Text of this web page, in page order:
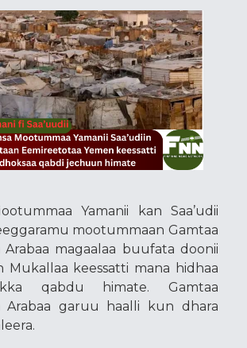
Yamanii kan Saa’udii
mootummaan Gamtaa
magaalaa buufata doonii
Mukallaa keessatti mana hidhaa
qabdu himate. Gamtaa
Arabaa garuu haalli kun dhara